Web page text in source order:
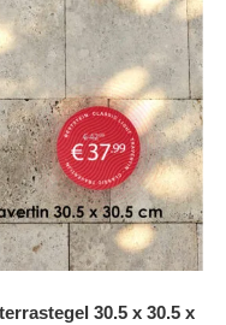
30.5 x 30.5 x